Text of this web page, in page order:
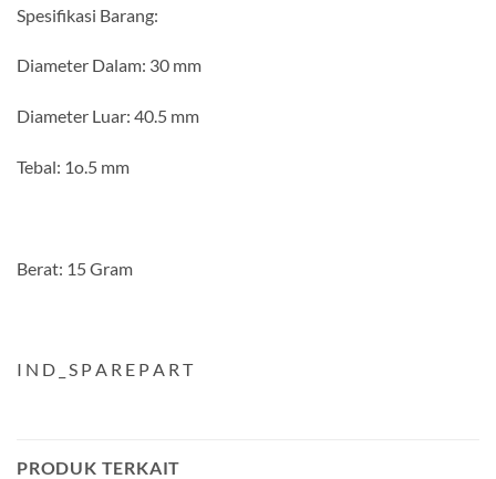
Spesifikasi Barang:
Diameter Dalam: 30 mm
Diameter Luar: 40.5 mm
Tebal: 1o.5 mm
Berat: 15 Gram
I N D _ S P A R E P A R T
PRODUK TERKAIT